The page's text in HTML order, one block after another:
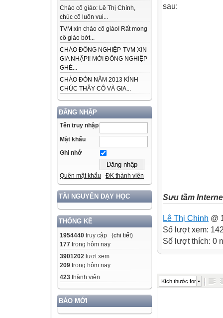
Chào cô giáo: Lê Thị Chính,
chúc cô luôn vui...
TVM xin chào cô giáo! Rất mong
cô giáo bớt...
CHÀO ĐỒNG NGHIỆP-TVM XIN
GIA NHẬP!! MỜI ĐỒNG NGHIỆP
GHÉ...
CHÀO ĐÓN NĂM 2013 KÍNH
CHÚC THẦY CÔ VÀ GIA...
ĐĂNG NHẬP
Tên truy nhập
Mật khẩu
Ghi nhớ
Quên mật khẩu ĐK thành viên
TÀI NGUYÊN DẠY HỌC
THỐNG KÊ
1954440 truy cập (chi tiết)
177 trong hôm nay
3901202 lượt xem
209 trong hôm nay
423 thành viên
BÁO MỚI
sau:
Sưu tầm
Lê Thị Chinh @
Số lượt xem:
Số lượt thích: 0
Kích thước font